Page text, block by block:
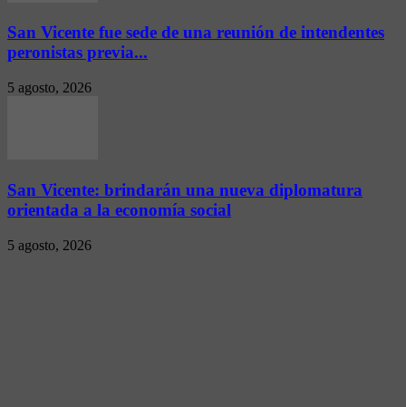
San Vicente fue sede de una reunión de intendentes
peronistas previa...
5 agosto, 2026
San Vicente: brindarán una nueva diplomatura
orientada a la economía social
5 agosto, 2026